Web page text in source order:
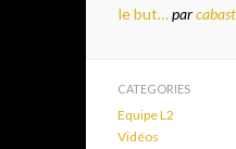
le but…par
CATEGORIES
Equipe L2
Vidéos